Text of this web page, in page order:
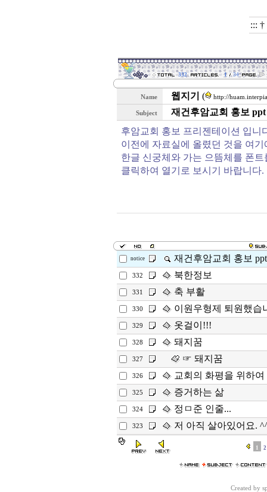
:::
332 1 34
Name 웹지기 ( http://
Subject
재건후암교회 홍보 ppt
후암교회 홍보 프리젠테이션 입니
이전에 자료실에 올렸던 것을 여
한글 신궁체와 가는 으뜸체를 폰
클릭하여 열기로 보시기 바랍니다.
notice 재건후암교회 홍보 ppt
332 북한정보
331 축 부활
330 이원우형제 퇴원했습
329 옷걸이!!!
328 돼지꿈
327 ☞ 돼지꿈
326 교회의 화평을 위하여
325 증거하는 삶
324 정ㅁ준 인줄...
323 저 아직 살아있어요.
1 2
Created by